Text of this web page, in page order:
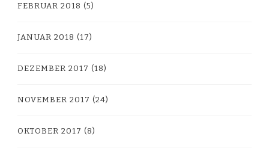
FEBRUAR 2018 (5)
JANUAR 2018 (17)
DEZEMBER 2017 (18)
NOVEMBER 2017 (24)
OKTOBER 2017 (8)